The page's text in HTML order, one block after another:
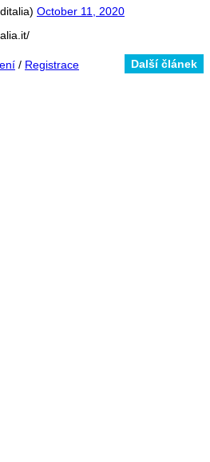
October 11, 2020
Další článek
/ Registrace